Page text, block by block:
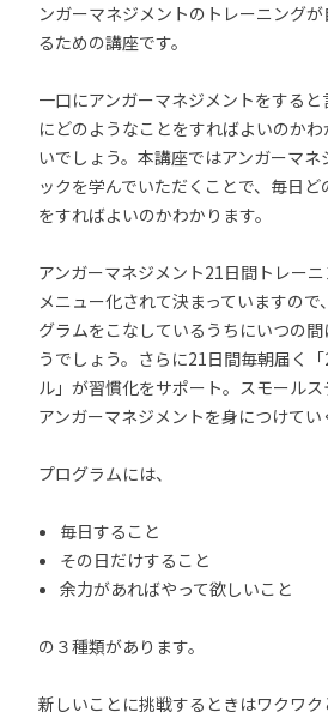
ンガーマネジメントのトレーニング
るための講座です。
一口にアンガーマネジメントをする
にどのようなことをすればよいのか
いでしょう。本講座ではアンガーマ
ックを学んでいただくことで、毎日
をすればよいのかわかります。
アンガーマネジメント21日間トレー
メニュー化されて決まっていますの
グラムをこなしているうちにいつの
うでしょう。さらに21日間毎朝届く
ル」が習慣化をサポート。スモール
アンガーマネジメントを身につけてい
プログラムには、
毎日すること
その日だけすること
余力があればやって欲しいこと
の３種類があります。
新しいことに挑戦するときはワクワ